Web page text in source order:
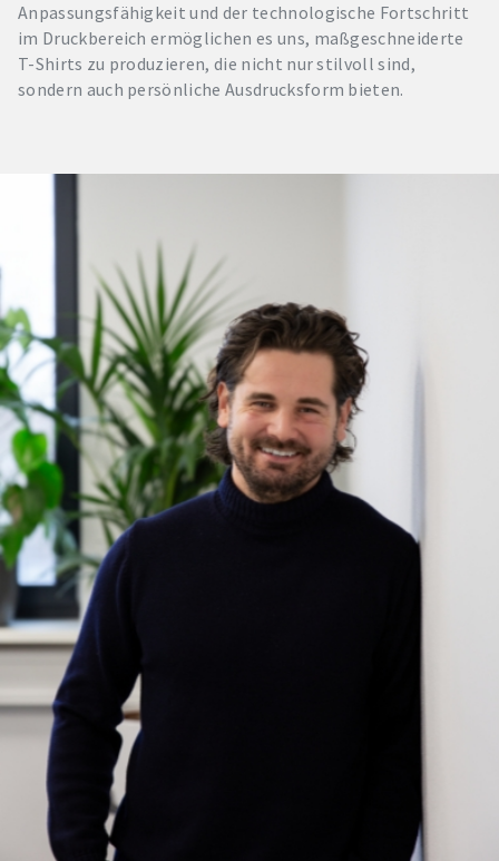
Anpassungsfähigkeit und der technologische Fortschritt
im Druckbereich ermöglichen es uns, maßgeschneiderte
T-Shirts zu produzieren, die nicht nur stilvoll sind,
sondern auch persönliche Ausdrucksform bieten.